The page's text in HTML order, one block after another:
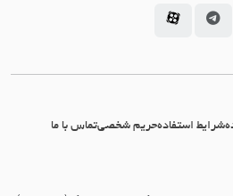
در توئیتر
جاما در لینکداین
سامانه جاما در تلگرام
سامانه جاما در آپارات
شرایط استفادهحریم شخصیتماس با ما